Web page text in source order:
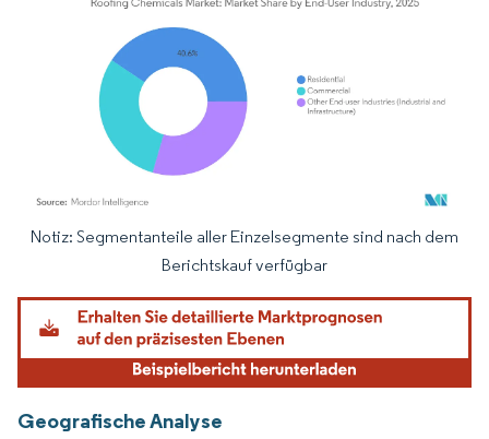
Bild © Mordor Intelligence. Wiederverwendung erfordert Namensnennung
Notiz: Segmentanteile aller Einzelsegmente sind nach dem
Berichtskauf verfügbar
Geografische Analyse